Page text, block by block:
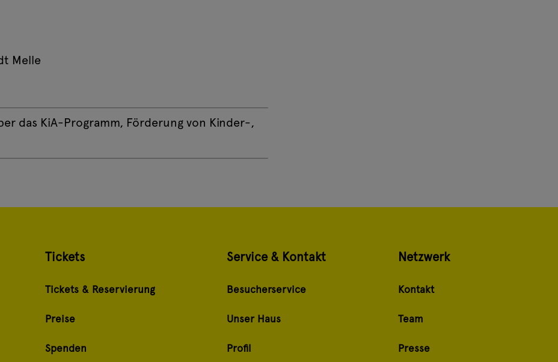
Melle
das KiA-Programm, Förderung von Kinder-,
Tickets
Tickets & Reservierung
Preise
Spenden
Service & Kontakt
Besucherservice
Unser Haus
Profil
Netzwerk
Kontakt
Team
Presse